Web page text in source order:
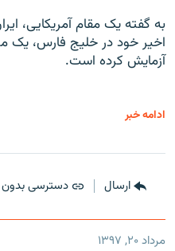
به گفته یک مقام آمریکایی،
اخیر خود در خلیج فارس، یک
آزمایش کرده است.
ادامه خبر
ارسال دسترسی
مرداد ۲۰, ۱۳۹۷